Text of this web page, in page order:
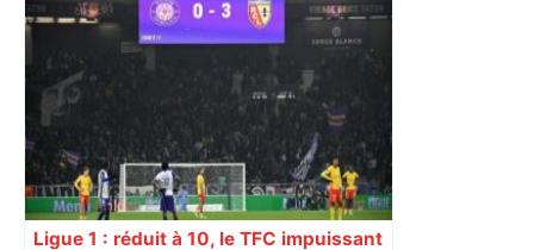
Ligue 1 : réduit à 10, le TFC impuissant